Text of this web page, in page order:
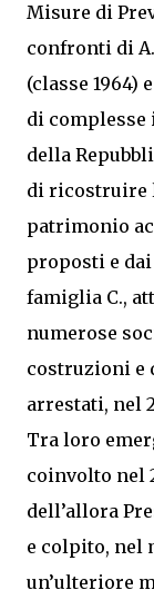
Misure di
confronti di
(classe 1964)
di
della
di ricostruire
patrimonio
proposti e
famiglia C.,
numerose
costruzioni e
arrestati, nel
Tra loro
coinvolto nel
dell’allora
e colpito, nel
un’ulteriore